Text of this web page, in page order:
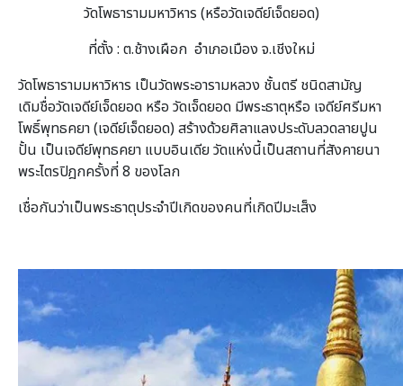
วัดโพธารามมหาวิหาร (หรือวัดเจดีย์เจ็ดยอด)
ที่ตั้ง : ต.ช้างเผือก อำเภอเมือง จ.เชีงใหม่
วัดโพธารามมหาวิหาร เป็นวัดพระอารามหลวง ชั้นตรี ชนิดสามัญ
เดิมชื่อวัดเจดีย์เจ็ดยอด หรือ วัดเจ็ดยอด มีพระธาตุหรือ เจดีย์ศรีมหา
โพธิ์พุทธคยา (เจดีย์เจ็ดยอด) สร้างด้วยศิลาแลงประดับลวดลายปูน
ปั้น เป็นเจดีย์พุทธคยา แบบอินเดีย วัดแห่งนี้เป็นสถานที่สังคายนา
พระไตรปิฎกครั้งที่ 8 ของโลก
เชื่อกันว่าเป็นพระธาตุประจำปีเกิดของคนที่เกิดปีมะเส็ง